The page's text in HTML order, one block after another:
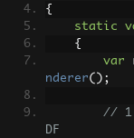
{
static
{
var
nderer();
// 1.
DF